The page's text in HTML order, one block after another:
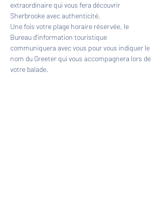
extraordinaire qui vous fera découvrir
Sherbrooke avec authenticité.
Une fois votre plage horaire réservée, le
Bureau d'information touristique
communiquera avec vous pour vous indiquer le
nom du Greeter qui vous accompagnera lors de
votre balade.